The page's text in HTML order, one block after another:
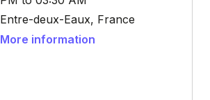
Entre-deux-Eaux, France
More information